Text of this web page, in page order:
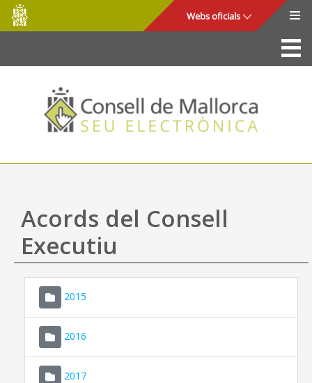
Salta al contingut principal
Consell
de
Mallorca
Webs oficials
La Seu
Consell de Mallorca
Accés i seguretat
Utilitats
Ajuda
Acords del Consell
Executiu
2015
2016
2017